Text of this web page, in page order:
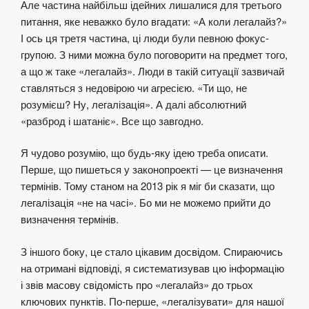
Але частина найбільш ідейних лишалися для третього
питання, яке неважко було вгадати: «А коли легалайз?»
І ось ця третя частина, ці люди були певною фокус-
групою. З ними можна було поговорити на предмет того,
а що ж таке «легалайз». Люди в такій ситуації зазвичай
ставляться з недовірою чи агресією. «Ти що, не
розумієш? Ну, легалізація». А далі абсолютний
«разброд і шатаніє». Все що завгодно.
Я чудово розумію, що будь-яку ідею треба описати.
Перше, що пишеться у законопроекті — це визначення
термінів. Тому станом на 2013 рік я міг би сказати, що
легалізація «не на часі». Бо ми не можемо прийти до
визначення термінів.
З іншого боку, це стало цікавим досвідом. Спираючись
на отримані відповіді, я систематизував цю інформацію
і звів масову свідомість про «легалайз» до трьох
ключових пунктів. По-перше, «легалізувати» для нашої